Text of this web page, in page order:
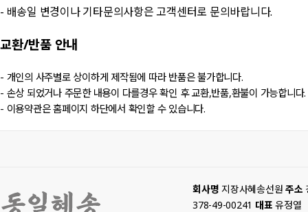
- 배송일 변경이나 기타문의사항은 고객센터로 문의바랍니다.
교환/반품안내
- 개인의 사주별로 상이하게 제작됨에 따라 반품은 불가합니다.
- 손상 되었거나 주문한 내용이 다를경우 확인 후 교환,반품,환불이 가능합니다.
- 이용약관은 홈페이지 하단에서 확인할 수 있습니다.
회사명 지장사혜송선원 주소
378-49-00241 대표 유정열